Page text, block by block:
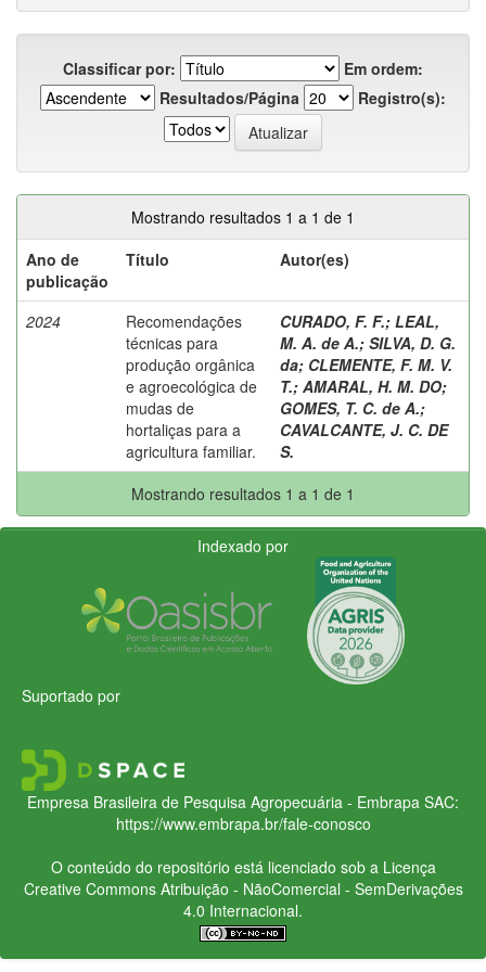
Classificar por:
Em ordem:
Resultados/Página
Registro(s):
Mostrando resultados 1 a 1 de 1
Ano de
publicação
Título Autor(es)
2024
Recomendações
técnicas para
produção orgânica
e agroecológica de
mudas de
hortaliças para a
agricultura familiar.
CURADO, F. F.; LEAL,
M. A. de A.; SILVA, D. G.
da; CLEMENTE, F. M. V.
T.; AMARAL, H. M. DO;
GOMES, T. C. de A.;
CAVALCANTE, J. C. DE
S.
Mostrando resultados 1 a 1 de 1
Indexado por
Suportado por
Empresa Brasileira de Pesquisa Agropecuária - Embrapa SAC:
https://www.embrapa.br/fale-conosco
O conteúdo do repositório está licenciado sob a Licença
Creative CommonsAtribuição - NãoComercial - SemDerivações
4.0 Internacional.